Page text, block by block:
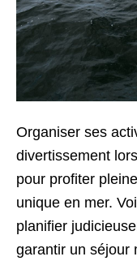
Organiser ses
divertissement
pour profiter
unique en mer.
planifier
garantir un séjour